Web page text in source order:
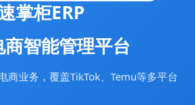
掌柜ERP
智能管理平台
商业务，覆盖TikTok、Temu等多平台